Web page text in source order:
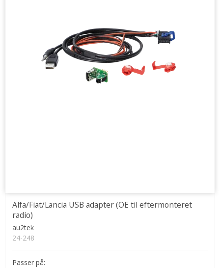
Alfa/Fiat/Lancia USB adapter (OE til eftermonteret
radio)
au2tek
24-248
Passer på: